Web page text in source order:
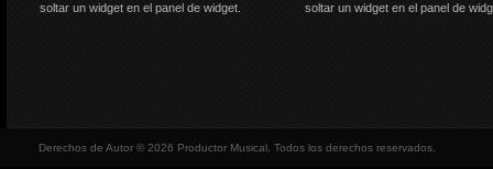
soltar un widget en el panel de widget.
soltar un widget en el panel de
Derechos de Autor © 2026 Productor Musical, Todos los derechos reservados.